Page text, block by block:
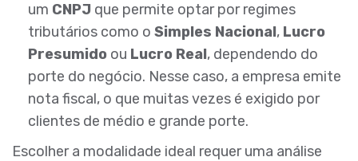
um CNPJ que permite optar por regimes
tributários como o Simples Nacional, Lucro
Presumido ou Lucro Real, dependendo do
porte do negócio. Nesse caso, a empresa emite
nota fiscal, o que muitas vezes é exigido por
clientes de médio e grande porte.
Escolher a modalidade ideal requer uma análise